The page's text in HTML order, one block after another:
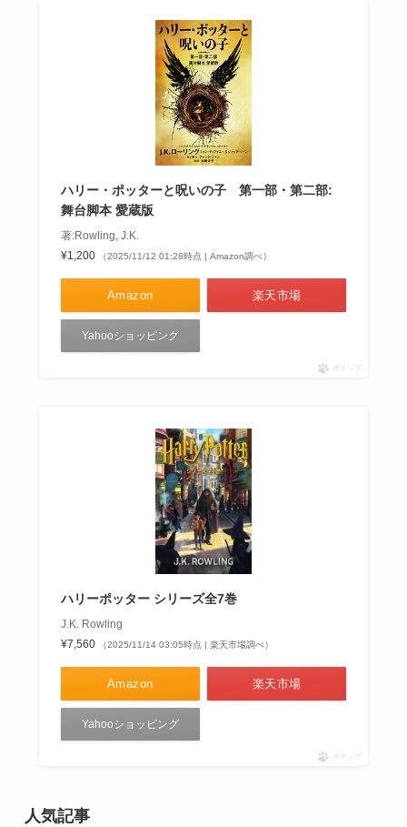
ハリー・ポッターと呪いの子 第一部・第二部:
舞台脚本 愛蔵版
著:Rowling, J.K.
¥1,200
（2025/11/12 01:28時点 | Amazon調べ）
Amazon 楽天市場
Yahooショッピング
ポチップ
ハリーポッター シリーズ全7巻
J.K. Rowling
¥7,560
（2025/11/14 03:05時点 | 楽天市場調べ）
Amazon 楽天市場
Yahooショッピング
ポチップ
人気記事